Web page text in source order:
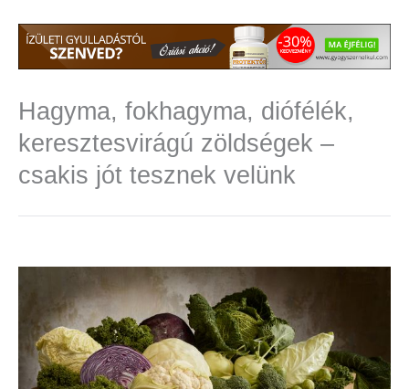
Hagyma, fokhagyma, diófélék,
keresztesvirágú zöldségek –
csakis jót tesznek velünk